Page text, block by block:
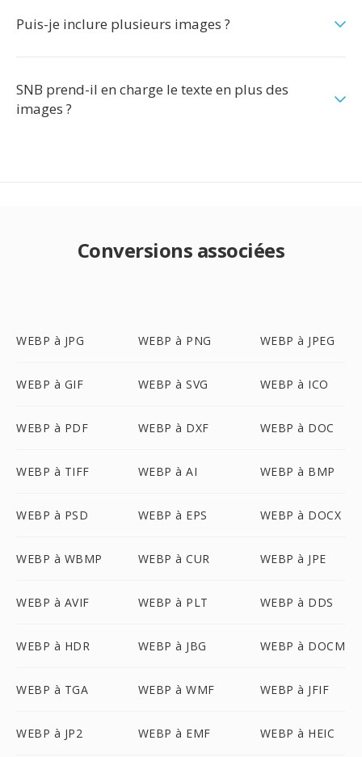
Puis-je inclure plusieurs images ?
SNB prend-il en charge le texte en plus des
images ?
Conversions associées
WEBP à JPG WEBP à PNG WEBP à JPEG
WEBP à GIF WEBP à SVG WEBP à ICO
WEBP à PDF WEBP à DXF WEBP à DOC
WEBP à TIFF WEBP à AI WEBP à BMP
WEBP à PSD WEBP à EPS WEBP à DOCX
WEBP à WBMP WEBP à CUR WEBP à JPE
WEBP à AVIF WEBP à PLT WEBP à DDS
WEBP à HDR WEBP à JBG WEBP à DOCM
WEBP à TGA WEBP à WMF WEBP à JFIF
WEBP à JP2 WEBP à EMF WEBP à HEIC